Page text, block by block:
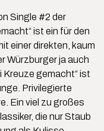
Single #2 der
ist ein für den
einer direkten, kaum
Würzburger ja auch
Kreuze gemacht“ ist
Privilegierte
Ein viel zu großes
die nur Staub